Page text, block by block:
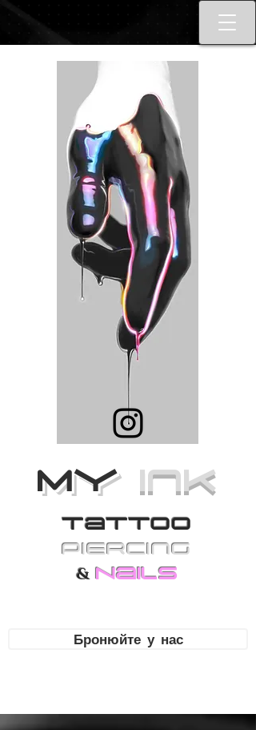
Best tattoo artists in Toronto. Best
Toronto tattoo studio shop.
Tattoo ideas designs flash style.
Tattoo school Toronto. Best
piercings Toronto, Piercing
studio piercing shop Toronto.
Body piercing, body modification
toronto. Nail art, manicures, nail
boutique toronto. Best Nail
boutique nail salon. Custom nail
art full set gel extensions acrylic
extensions. Russian e-file
MY Ink
Tattoo
PiErcing
& Nails
Бронюйте у нас